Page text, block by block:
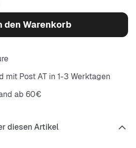
den Warenkorb
mit Post AT in 1-3 Werktagen
ab 60€
diesen Artikel